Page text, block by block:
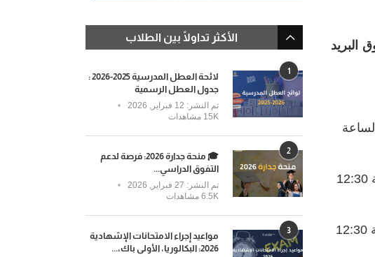
صندوق البريد
12:00 و من الساعة
، من الساعة 09:00 إلى الساعة 12:00 و من الساعة 12:30
، من الساعة 09:00 إلى الساعة 12:00 و من الساعة 12:30
الأكثر تداولًا بين الطلاب
1
لائحة العطل المدرسية 2025-2026 :
جدول العطل الرسمية
تم النشر:
15K مشاهدات
2
🎓 منحة جدارة 2026: فرصة لدعم
التفوق الدراسي...
تم النشر:
6.5K مشاهدات
3
مواعيد إجراء الامتحانات الإشهادية
2026: البكالوريا، الأولى باك،...